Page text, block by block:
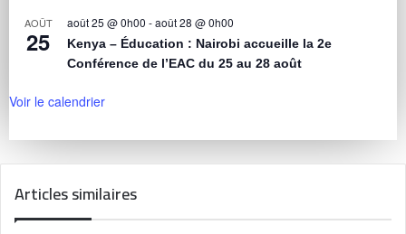
AOÛT
25
août 25 @ 0h00 -août 28 @ 0h00
Kenya – Éducation : Nairobi accueille la 2e
Conférence de l’EAC du 25 au 28 août
Voir le calendrier
Articles similaires